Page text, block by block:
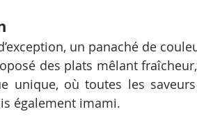
un panaché de
des plats mêlant
unique, où toutes les
également imami.